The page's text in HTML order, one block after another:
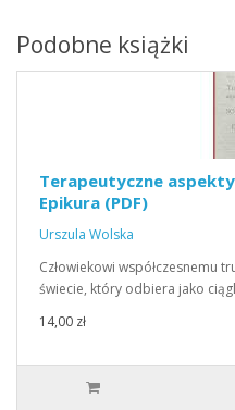
Podobne książki
Terapeutyczne
Epikura (PDF)
Urszula Wolska
Człowiekowi współczesnemu
świecie, który odbiera jako
14,00 zł